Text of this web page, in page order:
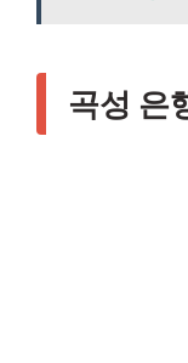
곡성 은